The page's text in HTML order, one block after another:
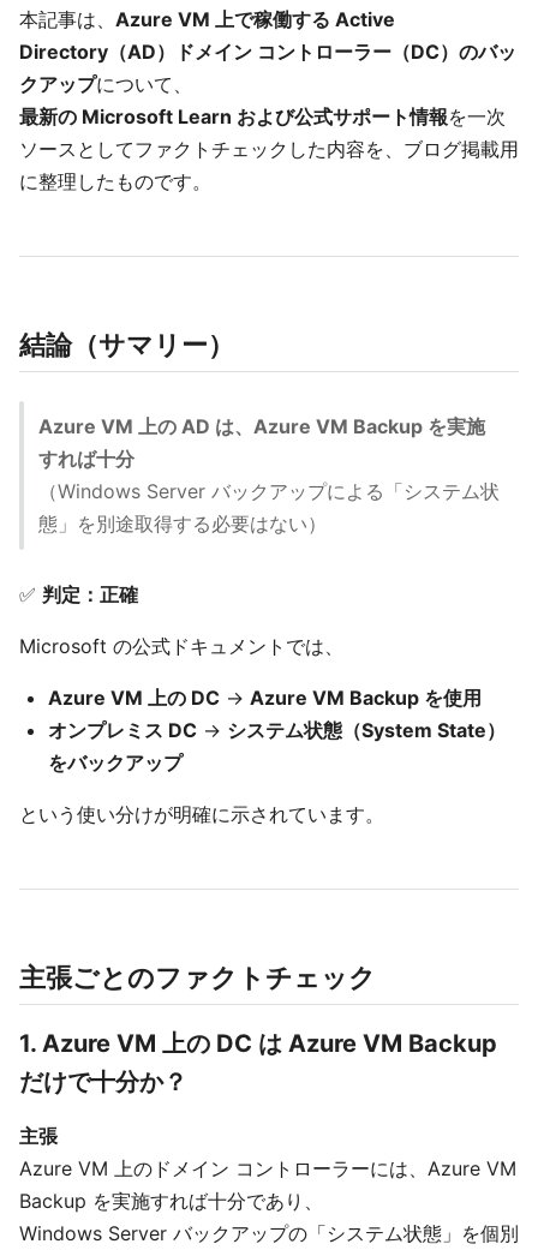
本記事は、 Azure VM 上で稼働する Active
Directory（AD）ドメイン コントローラー（DC）のバッ
クアップについて、
最新の Microsoft Learn および公式サポート情報を一次
ソースとしてファクトチェックした内容を、ブログ掲載用
に整理したものです。
結論（サマリー）
Azure VM 上の AD は、Azure VM Backup を実施
すれば十分
（Windows Server バックアップによる「システム状
態」を別途取得する必要はない）
✅ 判定：正確
Microsoft の公式ドキュメントでは、
Azure VM 上の DC → Azure VM Backup を使用
オンプレミス DC → システム状態（System State）
をバックアップ
という使い分けが明確に示されています。
主張ごとのファクトチェック
1. Azure VM 上の DC は Azure VM Backup
だけで十分か？
主張
Azure VM 上のドメイン コントローラーには、Azure VM
Backup を実施すれば十分であり、
Windows Server バックアップの「システム状態」を個別